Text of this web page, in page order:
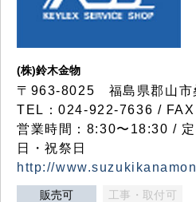
(株)鈴木金物
〒963-8025 福島県郡山市
TEL：024-922-7636 /
営業時間：8:30〜18:30 /
日・祝祭日
http://
販売可 工事・取付可